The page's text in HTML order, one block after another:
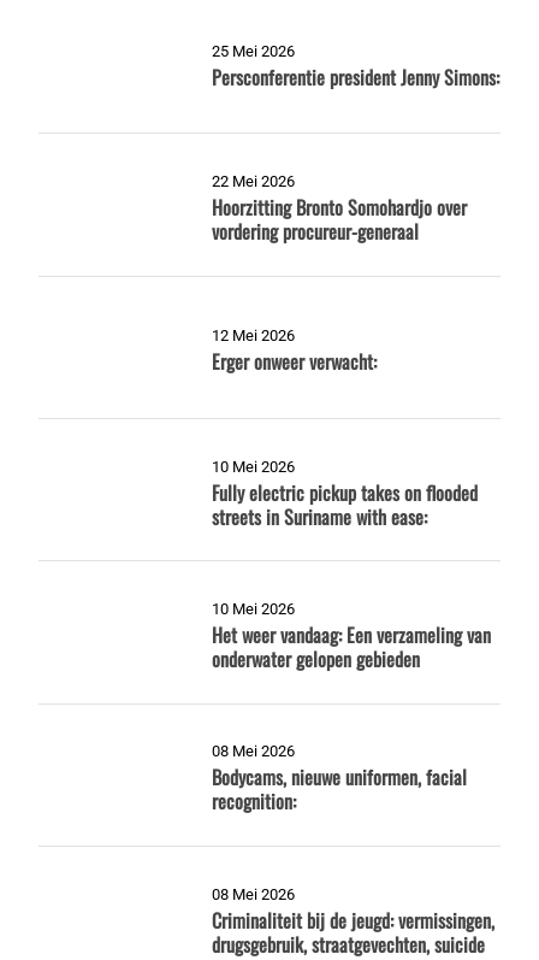
25 Mei 2026
Persconferentie president Jenny Simons:
22 Mei 2026
Hoorzitting Bronto Somohardjo over
vordering procureur-generaal
12 Mei 2026
Erger onweer verwacht:
10 Mei 2026
Fully electric pickup takes on flooded
streets in Suriname with ease:
10 Mei 2026
Het weer vandaag: Een verzameling van
onderwater gelopen gebieden
08 Mei 2026
Bodycams, nieuwe uniformen, facial
recognition:
08 Mei 2026
Criminaliteit bij de jeugd: vermissingen,
drugsgebruik, straatgevechten, suicide